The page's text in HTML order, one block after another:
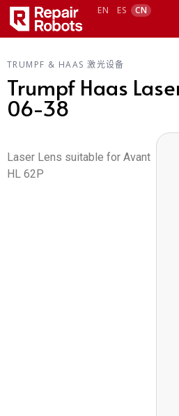
EN ES CN
TRUMPF & HAAS 激光设备
Trumpf Haas
06-38
Laser Lens suitable for Avant
HL 62P